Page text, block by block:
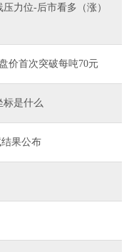
力位-后市看多（涨）
价首次突破每吨70元
标是什么
果公布